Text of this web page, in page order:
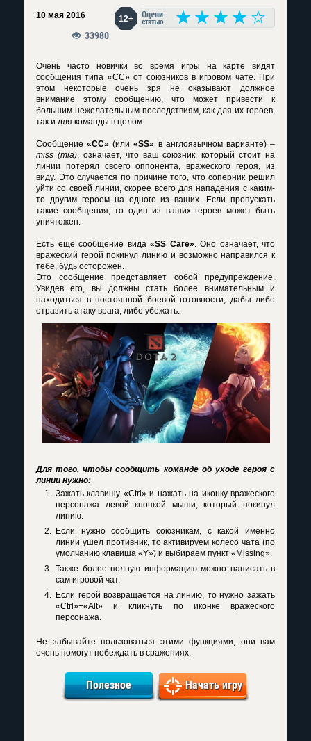
10 мая 2016 12+
33980
Очень часто новички во время игры на карте видят
сообщения типа «СС» от союзников в игровом чате. При
этом некоторые очень зря не оказывают должное
внимание этому сообщению, что может привести к
большим нежелательным последствиям, как для их героев,
так и для команды в целом.
Сообщение«СС» (или«SS» в англоязычном варианте) –
miss (mia), означает, что ваш союзник, который стоит на
линии потерял своего оппонента, вражеского героя, из
виду. Это случается по причине того, что соперник решил
уйти со своей линии, скорее всего для нападения с каким-
то другим героем на одного из ваших. Если пропускать
такие сообщения, то один из ваших героев может быть
уничтожен.
Есть еще сообщение вида «SS Care». Оно означает, что
вражеский герой покинул линию и возможно направился к
тебе, будь осторожен.
Это сообщение представляет собой предупреждение.
Увидев его, вы должны стать более внимательным и
находиться в постоянной боевой готовности, дабы либо
отразить атаку врага, либо убежать.
Для того, чтобы сообщить команде об уходе героя с
линии нужно:
Зажать клавишу «Ctrl» и нажать на иконку вражеского
персонажа левой кнопкой мыши, который покинул
линию.
Если нужно сообщить союзникам, с какой именно
линии ушел противник, то активируем колесо чата (по
умолчанию клавиша «Y») и выбираем пункт «Missing».
Также более полную информацию можно написать в
сам игровой чат.
Если герой возвращается на линию, то нужно зажать
«Ctrl»+«Alt» и кликнуть по иконке вражеского
персонажа.
Не забывайте пользоваться этими функциями, они вам
очень помогут побеждать в сражениях.
Полезное Начать игру